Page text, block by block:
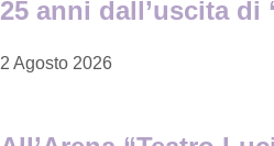
25 anni dall’uscita di
2 Agosto 2026